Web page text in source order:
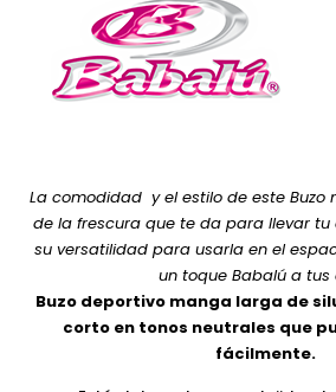
La comodidad y el estilo de este Buzo
de la frescura que te da para llevar
su versatilidad para usarla en el
un toque Babalú a tus
Buzo deportivo manga larga de
corto en tonos neutrales que
fácilmente.